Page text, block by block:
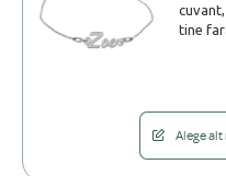
tine
Alege